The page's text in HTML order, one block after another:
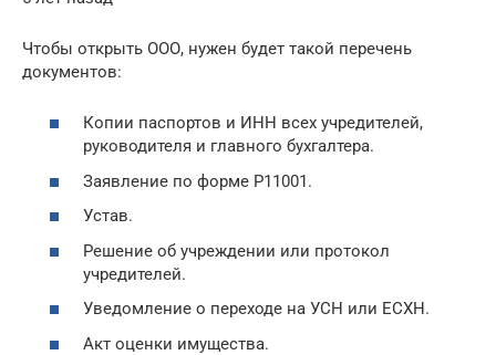
Чтобы открыть ООО, нужен будет такой перечень
документов:
Копии паспортов и ИНН всех учредителей,
руководителя и главного бухгалтера.
Заявление по форме Р11001.
Устав.
Решение об учреждении или протокол
учредителей.
Уведомление о переходе на УСН или ЕСХН.
Акт оценки имущества.